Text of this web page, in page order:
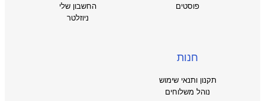
פוסטים
החשבון שלי
ניוזלטר
חנות
תקנון ותנאי שימוש
נוהל משלוחים